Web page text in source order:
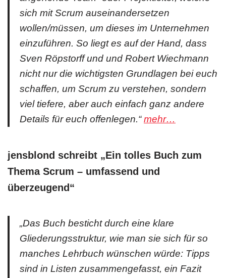
sich mit Scrum auseinandersetzen
wollen/müssen, um dieses im Unternehmen
einzuführen. So liegt es auf der Hand, dass
Sven Röpstorff und und Robert Wiechmann
nicht nur die wichtigsten Grundlagen bei euch
schaffen, um Scrum zu verstehen, sondern
viel tiefere, aber auch einfach ganz andere
Details für euch offenlegen.“mehr…
jensblond schreibt „Ein tolles Buch zum
Thema Scrum – umfassend und
überzeugend “
„Das Buch besticht durch eine klare
Gliederungsstruktur, wie man sie sich für so
manches Lehrbuch wünschen würde: Tipps
sind in Listen zusammengefasst, ein Fazit